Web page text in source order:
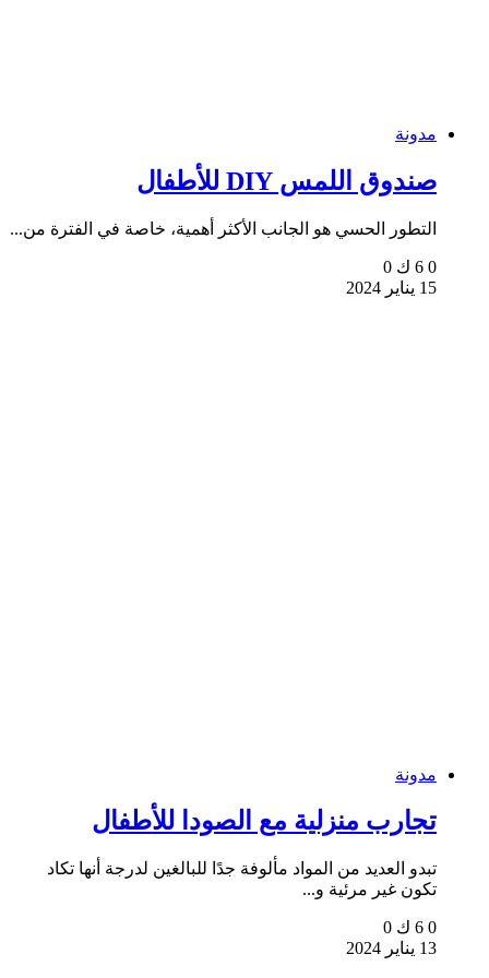
مدونة
صندوق اللمس DIY للأطفال
التطور الحسي هو الجانب الأكثر أهمية، خاصة في الفترة من...
0 6 ك
0
15 يناير 2024
مدونة
تجارب منزلية مع الصودا للأطفال
تبدو العديد من المواد مألوفة جدًا للبالغين لدرجة أنها تكاد
تكون غير مرئية و...
0 6 ك
0
13 يناير 2024